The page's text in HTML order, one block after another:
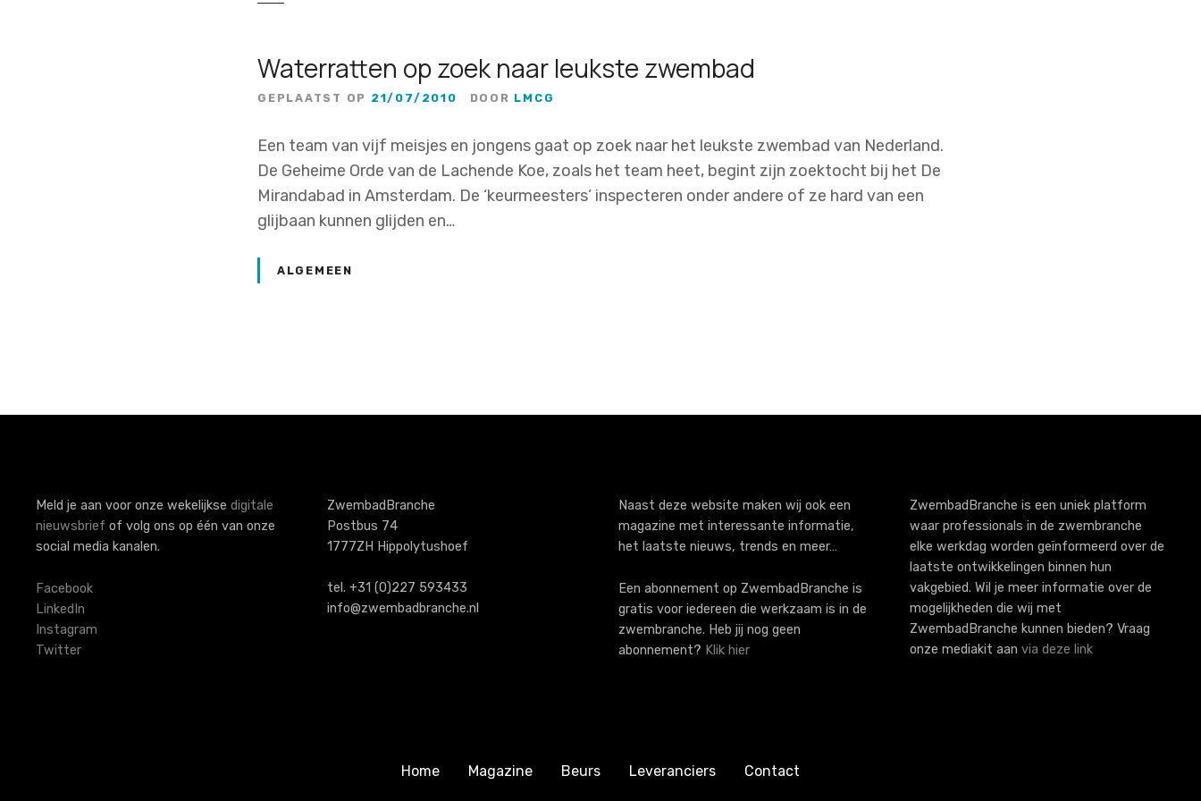
Waterratten op zoek naar leukste zwembad
GEPLAATST OP 21/07/2010 DOOR LMCG
Een team van vijf meisjes en jongens gaat op zoek naar het leukste zwembad van Nederland.
De Geheime Orde van de Lachende Koe, zoals het team heet, begint zijn zoektocht bij het De
Mirandabad in Amsterdam. De ‘keurmeesters’ inspecteren onder andere of ze hard van een
glijbaan kunnen glijden en…
ALGEMEEN
o
s
Meld je aan voor onze wekelijkse digitale
nieuwsbrief of volg ons op één van onze
social media kanalen.
Facebook
LinkedIn
Instagram
Twitter
ZwembadBranche
Postbus 74
1777ZH Hippolytushoef
tel. +31 (0)227 593433
info@zwembadbranche.nl
Naast deze website maken wij ook een
magazine met interessante informatie,
het laatste nieuws, trends en meer…
Een abonnement op ZwembadBranche is
gratis voor iedereen die werkzaam is in de
zwembranche. Heb jij nog geen
abonnement? Klik hier
ZwembadBranche is een uniek platform
waar professionals in de zwembranche
elke werkdag worden geïnformeerd over de
laatste ontwikkelingen binnen hun
vakgebied. Wil je meer informatie over de
mogelijkheden die wij met
ZwembadBranche kunnen bieden? Vraag
onze mediakit aan via deze link
Home Magazine Beurs Leveranciers Contact